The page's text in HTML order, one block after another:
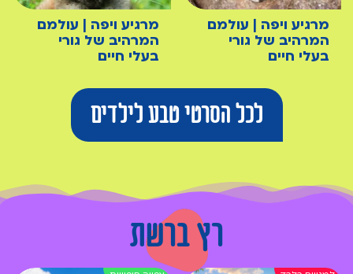
מרגיע ויפה | עולמם
המרהיב של גורי
בעלי חיים
מרגיע ויפה | עולמם
המרהיב של גורי
בעלי חיים
לכל הסרטי טבע לילדים
רץ ברשת